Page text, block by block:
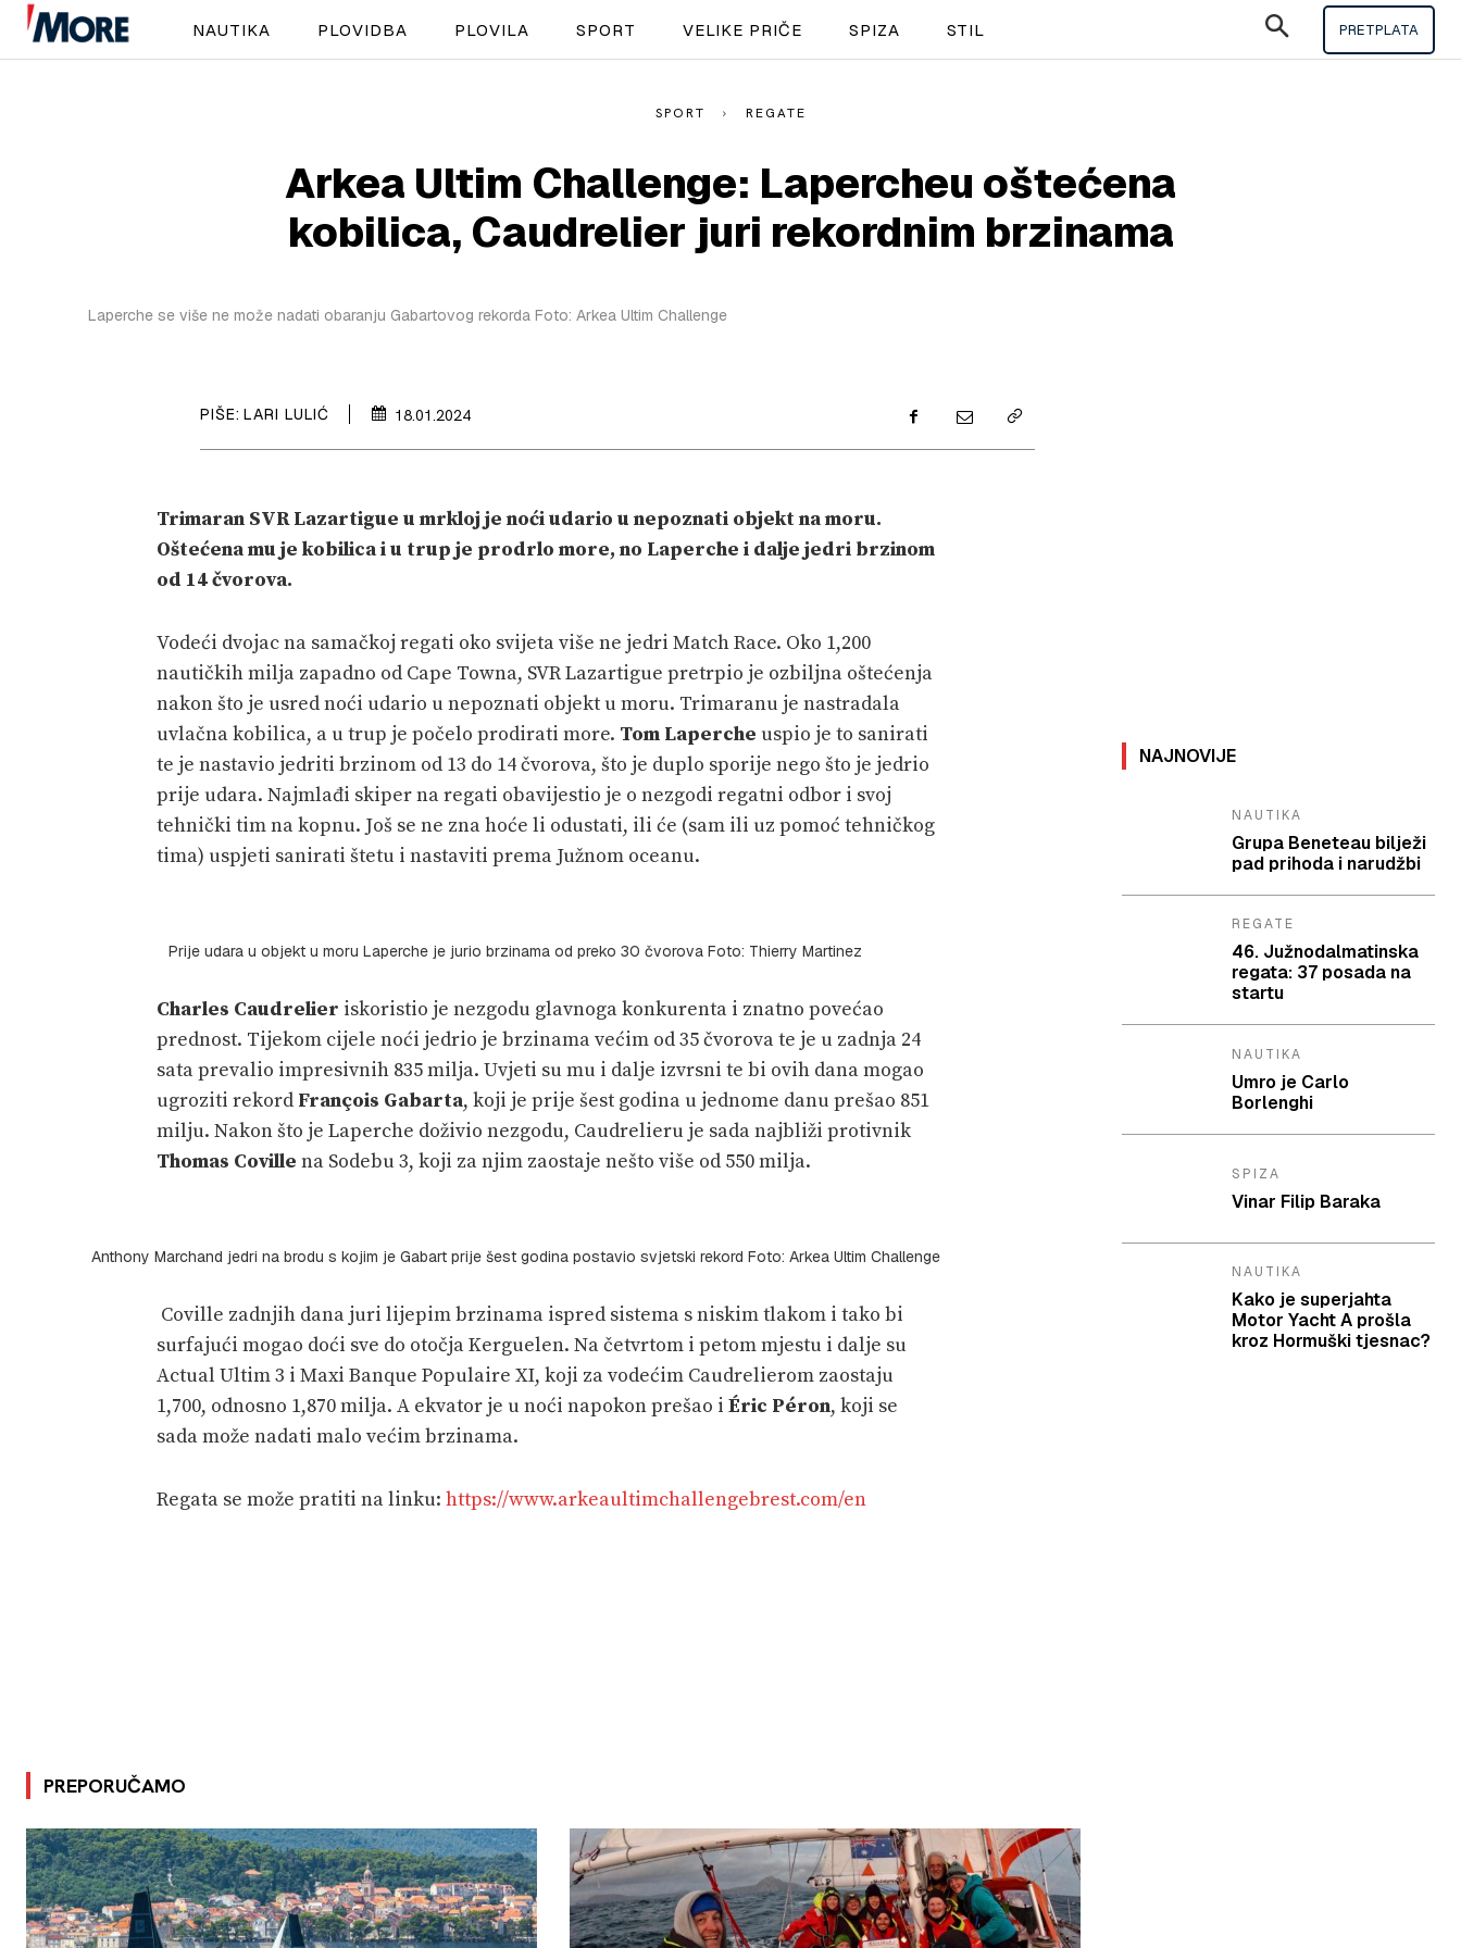
SPORT
PLOVILA
NAUTIKA PLOVIDBA PLOVILA SPORT VELIKE PRIČE SPIZA STIL PRETPLATA
SPORT REGATE
Arkea Ultim Challenge: Lapercheu oštećena
kobilica, Caudrelier juri rekordnim brzinama
Laperche se više ne može nadati obaranju Gabartovog rekorda Foto: Arkea Ultim Challenge
PIŠE: LARI LULIĆ 18.01.2024
Trimaran SVR Lazartigue u mrkloj je noći udario u nepoznati objekt na moru.
Oštećena mu je kobilica i u trup je prodrlo more, no Laperche i dalje jedri brzinom
od 14 čvorova.
Vodeći dvojac na samačkoj regati oko svijeta više ne jedri Match Race. Oko 1,200
nautičkih milja zapadno od Cape Towna, SVR Lazartigue pretrpio je ozbiljna oštećenja
nakon što je usred noći udario u nepoznati objekt u moru. Trimaranu je nastradala
uvlačna kobilica, a u trup je počelo prodirati more. Tom Laperche uspio je to sanirati
te je nastavio jedriti brzinom od 13 do 14 čvorova, što je duplo sporije nego što je jedrio
prije udara. Najmlađi skiper na regati obavijestio je o nezgodi regatni odbor i svoj
tehnički tim na kopnu. Još se ne zna hoće li odustati, ili će (sam ili uz pomoć tehničkog
tima) uspjeti sanirati štetu i nastaviti prema Južnom oceanu.
Prije udara u objekt u moru Laperche je jurio brzinama od preko 30 čvorova Foto: Thierry Martinez
Charles Caudrelier iskoristio je nezgodu glavnoga konkurenta i znatno povećao
prednost. Tijekom cijele noći jedrio je brzinama većim od 35 čvorova te je u zadnja 24
sata prevalio impresivnih 835 milja. Uvjeti su mu i dalje izvrsni te bi ovih dana mogao
ugroziti rekord François Gabarta, koji je prije šest godina u jednome danu prešao 851
milju. Nakon što je Laperche doživio nezgodu, Caudrelieru je sada najbliži protivnik
Thomas Coville na Sodebu 3, koji za njim zaostaje nešto više od 550 milja.
Anthony Marchand jedri na brodu s kojim je Gabart prije šest godina postavio svjetski rekord Foto: Arkea Ultim Challenge
Coville zadnjih dana juri lijepim brzinama ispred sistema s niskim tlakom i tako bi
surfajući mogao doći sve do otočja Kerguelen. Na četvrtom i petom mjestu i dalje su
Actual Ultim 3 i Maxi Banque Populaire XI, koji za vodećim Caudrelierom zaostaju
1,700, odnosno 1,870 milja. A ekvator je u noći napokon prešao i Éric Péron, koji se
sada može nadati malo većim brzinama.
Regata se može pratiti na linku: https://www.arkeaultimchallengebrest.com/en
PREPORUČAMO
NAJNOVIJE
NAUTIKA
Grupa Beneteau bilježi
pad prihoda i narudžbi
REGATE
46. Južnodalmatinska
regata: 37 posada na
startu
NAUTIKA
Umro je Carlo
Borlenghi
SPIZA
Vinar Filip Baraka
NAUTIKA
Kako je superjahta
Motor Yacht A prošla
kroz Hormuški tjesnac?